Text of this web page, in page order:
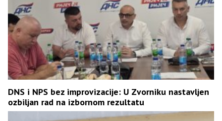
DNS i NPS bez improvizacije: U Zvorniku nastavljen
ozbiljan rad na izbornom rezultatu